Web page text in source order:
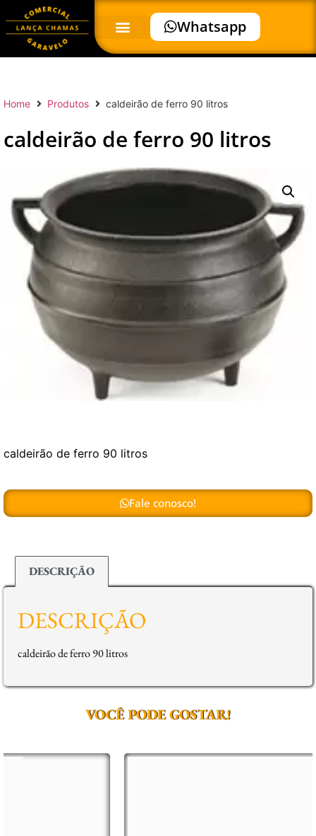
Whatsapp
Home Produtos caldeirão de ferro 90 litros
caldeirão de ferro 90 litros
caldeirão de ferro 90 litros
Fale conosco!
DESCRIÇÃO
DESCRIÇÃO
caldeirão de ferro 90 litros
VOCÊ PODE GOSTAR!